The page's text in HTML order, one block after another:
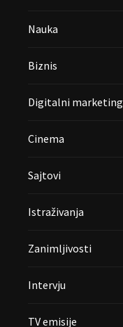
Nauka
Biznis
Digitalni marketing
Cinema
Sajtovi
Istraživanja
Zanimljivosti
Intervju
TV emisije